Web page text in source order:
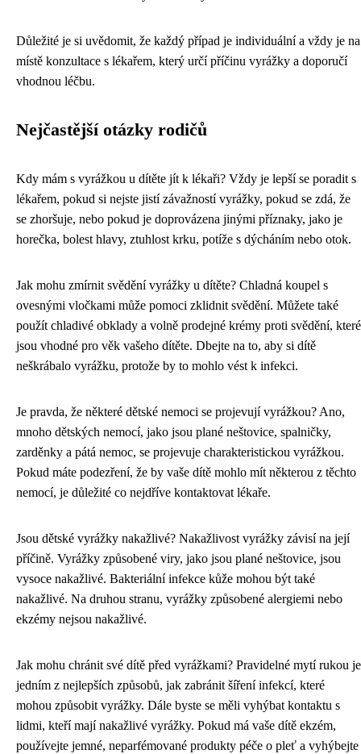
Důležité je si uvědomit, že každý případ je individuální a vždy je na
místě konzultace s lékařem, který určí příčinu vyrážky a doporučí
vhodnou léčbu.
Nejčastější otázky rodičů
Kdy mám s vyrážkou u dítěte jít k lékaři? Vždy je lepší se poradit s
lékařem, pokud si nejste jistí závažností vyrážky, pokud se zdá, že
se zhoršuje, nebo pokud je doprovázena jinými příznaky, jako je
horečka, bolest hlavy, ztuhlost krku, potíže s dýcháním nebo otok.
Jak mohu zmírnit svědění vyrážky u dítěte? Chladná koupel s
ovesnými vločkami může pomoci zklidnit svědění. Můžete také
použít chladivé obklady a volně prodejné krémy proti svědění, které
jsou vhodné pro věk vašeho dítěte. Dbejte na to, aby si dítě
neškrábalo vyrážku, protože by to mohlo vést k infekci.
Je pravda, že některé dětské nemoci se projevují vyrážkou? Ano,
mnoho dětských nemocí, jako jsou plané neštovice, spalničky,
zarděnky a pátá nemoc, se projevuje charakteristickou vyrážkou.
Pokud máte podezření, že by vaše dítě mohlo mít některou z těchto
nemocí, je důležité co nejdříve kontaktovat lékaře.
Jsou dětské vyrážky nakažlivé? Nakažlivost vyrážky závisí na její
příčině. Vyrážky způsobené viry, jako jsou plané neštovice, jsou
vysoce nakažlivé. Bakteriální infekce kůže mohou být také
nakažlivé. Na druhou stranu, vyrážky způsobené alergiemi nebo
ekzémy nejsou nakažlivé.
Jak mohu chránit své dítě před vyrážkami? Pravidelné mytí rukou je
jedním z nejlepších způsobů, jak zabránit šíření infekcí, které
mohou způsobit vyrážky. Dále byste se měli vyhýbat kontaktu s
lidmi, kteří mají nakažlivé vyrážky. Pokud má vaše dítě ekzém,
používejte jemné, neparfémované produkty péče o pleť a vyhýbejte